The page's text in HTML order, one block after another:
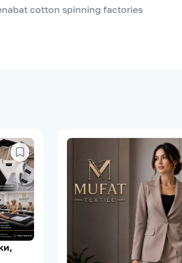
cotton spinning factories